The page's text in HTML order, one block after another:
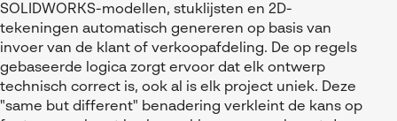
SOLIDWORKS-modellen, stuklijsten en 2D-
tekeningen automatisch genereren op basis van
invoer van de klant of verkoopafdeling. De op regels
gebaseerde logica zorgt ervoor dat elk ontwerp
technisch correct is, ook al is elk project uniek. Deze
"same but different" benadering verkleint de kans op